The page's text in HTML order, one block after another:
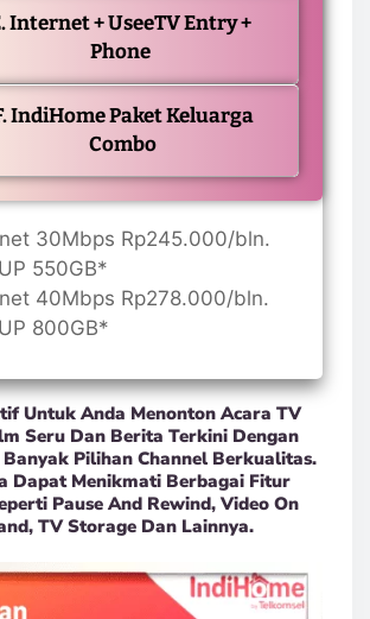
Internet + UseeTV Entry +
Phone
IndiHome Paket Keluarga
Combo
30Mbps Rp245.000/bln.
550GB*
40Mbps Rp278.000/bln.
800GB*
Untuk Anda Menonton Acara TV
Seru Dan Berita Terkini Dengan
Pilihan Channel Berkualitas.
Dapat Menikmati Berbagai Fitur
Pause And Rewind, Video On
TV Storage Dan Lainnya.